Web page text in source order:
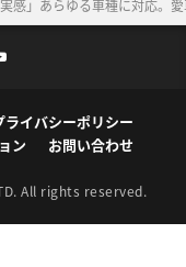
実感」あらゆる車種に対応。
ライバシーポリシー
ン お問い合わせ
All rights reserved.